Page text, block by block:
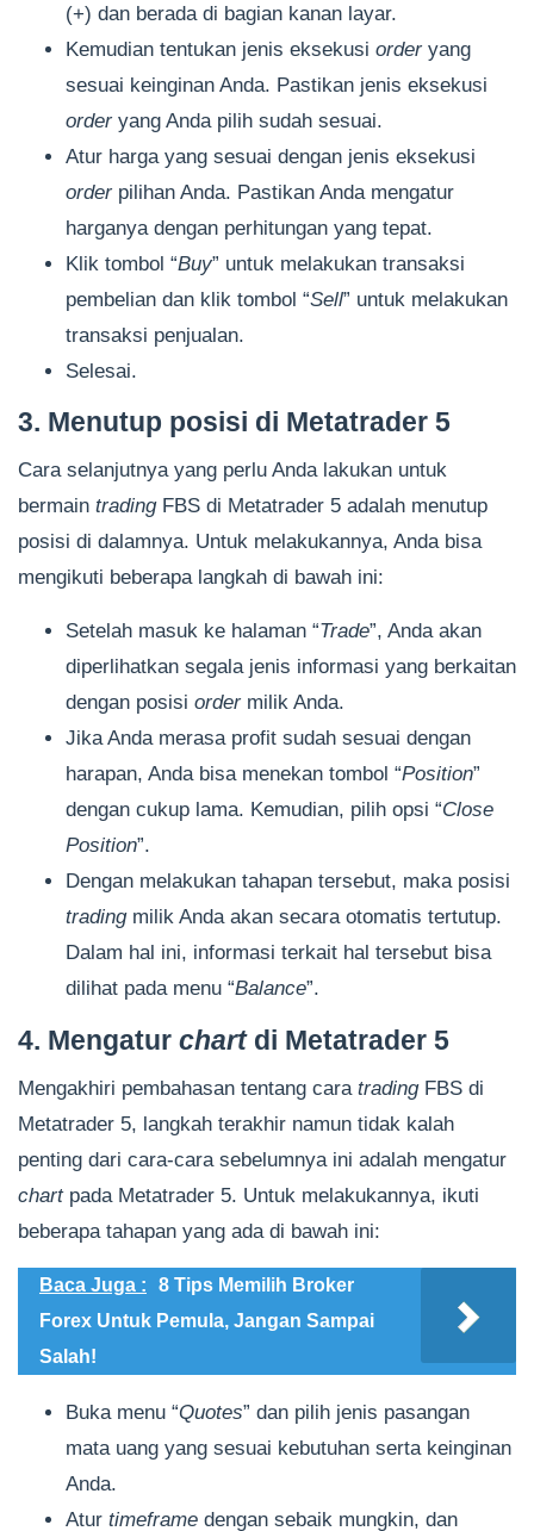
(+) dan berada di bagian kanan layar.
Kemudian tentukan jenis eksekusi order yang
sesuai keinginan Anda. Pastikan jenis eksekusi
order yang Anda pilih sudah sesuai.
Atur harga yang sesuai dengan jenis eksekusi
order pilihan Anda. Pastikan Anda mengatur
harganya dengan perhitungan yang tepat.
Klik tombol “Buy” untuk melakukan transaksi
pembelian dan klik tombol “Sell” untuk melakukan
transaksi penjualan.
Selesai.
3. Menutup posisi di Metatrader 5
Cara selanjutnya yang perlu Anda lakukan untuk
bermain trading FBS di Metatrader 5 adalah menutup
posisi di dalamnya. Untuk melakukannya, Anda bisa
mengikuti beberapa langkah di bawah ini:
Setelah masuk ke halaman “Trade”, Anda akan
diperlihatkan segala jenis informasi yang berkaitan
dengan posisi order milik Anda.
Jika Anda merasa profit sudah sesuai dengan
harapan, Anda bisa menekan tombol “Position”
dengan cukup lama. Kemudian, pilih opsi “Close
Position”.
Dengan melakukan tahapan tersebut, maka posisi
trading milik Anda akan secara otomatis tertutup.
Dalam hal ini, informasi terkait hal tersebut bisa
dilihat pada menu “Balance”.
4. Mengatur chart di Metatrader 5
Mengakhiri pembahasan tentang cara trading FBS di
Metatrader 5, langkah terakhir namun tidak kalah
penting dari cara-cara sebelumnya ini adalah mengatur
chart pada Metatrader 5. Untuk melakukannya, ikuti
beberapa tahapan yang ada di bawah ini:
Baca Juga :
8 Tips Memilih Broker
Forex Untuk Pemula, Jangan Sampai
Salah!
Buka menu “Quotes” dan pilih jenis pasangan
mata uang yang sesuai kebutuhan serta keinginan
Anda.
Atur timeframe dengan sebaik mungkin, dan